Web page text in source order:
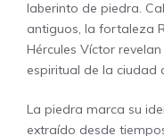
laberinto de piedra.
antiguos, la fortaleza
Hércules Víctor
espiritual de la ciudad
La piedra marca su
extraído desde